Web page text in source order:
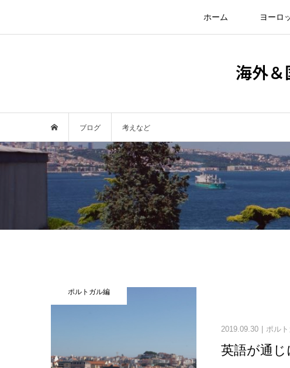
ホーム ヨーロ
海外
ブログ 考えなど
ポルトガル編
2019.09.30 ポル
英語が通